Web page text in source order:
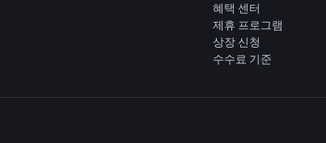
혜택 센터
제휴 프로그램
상장 신청
수수료 기준